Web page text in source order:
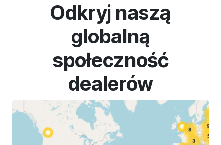
Odkryj naszą
globalną
społeczność
dealerów